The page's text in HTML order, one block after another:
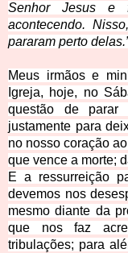
Senhor Jesus e
acontecendo.
pararam perto
Meus irmãos e
Igreja, hoje, no
questão de parar
justamente para
no nosso coração
que vence a morte;
E a ressurreição
devemos nos
mesmo diante da
que nos faz
tribulações; para